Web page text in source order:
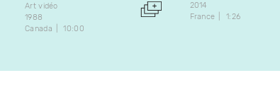
Art vidéo
1988
Canada
10:00
2014
France
1:26